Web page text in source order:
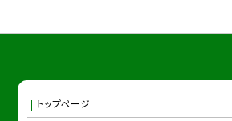
トップページ